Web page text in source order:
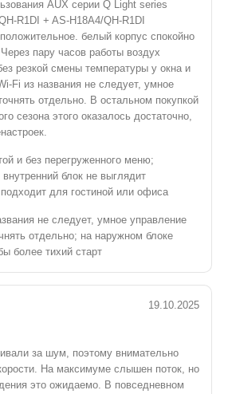
AUX серии Q Light series
R1DI + AS-H18A4/QH-R1DI
белый корпус спокойно
пару часов работы воздух
резкой смены температуры у окна и
из названия не следует, умное
отдельно. В остальном покупкой
сезона этого оказалось достаточно,
и без перегруженного меню;
внутренний блок не выглядит
для гостиной или офиса
не следует, умное управление
отдельно; на наружном блоке
более тихий старт
19.10.2025
за шум, поэтому внимательно
На максимуме слышен поток, но
это ожидаемо. В повседневном